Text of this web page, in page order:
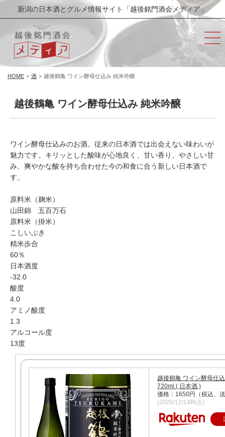
新潟の日本酒とグルメ情報サイト「越後銘門酒会メディア」
HOME > 酒 > 越後鶴亀 ワイン酵母仕込み 純米吟醸
越後鶴亀 ワイン酵母仕込み 純米吟醸
ワイン酵母仕込みのお酒。従来の日本酒では出会えない味わいが
魅力です。キリッとした酸味が心地良く、甘い香り、やさしい甘
み、爽やかな酸を持ち合わせた今の和食に合う新しい日本酒で
す。
原料米（麹米）
山田錦 五百万石
原料米（掛米）
こしいぶき
精米歩合
60％
日本酒度
-32.0
酸度
4.0
アミノ酸度
1.3
アルコール度
13度
越後鶴亀 ワイン酵母仕
720ml ( 日本酒 )
価格：1650円（税込、
(2020/12/14時点)